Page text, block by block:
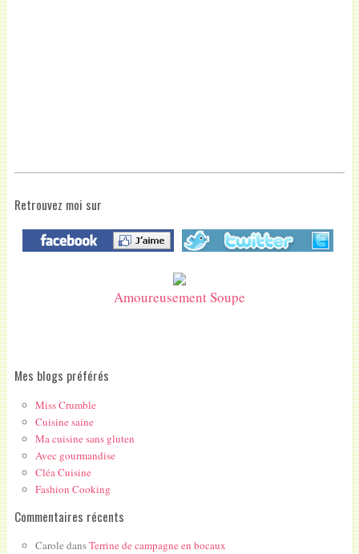
Retrouvez moi sur
Amoureusement Soupe
Mes blogs préférés
Miss Crumble
Cuisine saine
Ma cuisine sans gluten
Avec gourmandise
Cléa Cuisine
Fashion Cooking
Commentaires récents
Carole dansTerrine de campagne en bocaux